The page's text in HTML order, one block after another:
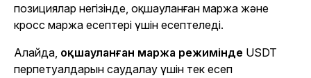
позициялар негізінде, оқшауланған маржа және
кросс маржа есептері үшін есептеледі.
Алайда, оқшауланған маржа режимінде USDT
перпетуалдарын саудалау үшін тек есеп